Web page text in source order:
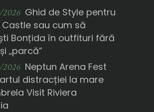
Ghid de Style pentru
Castle sau cum să
Bonțida în outfituri fără
„parcă”
Neptun Arena Fest
distracției la mare
Visit Riviera